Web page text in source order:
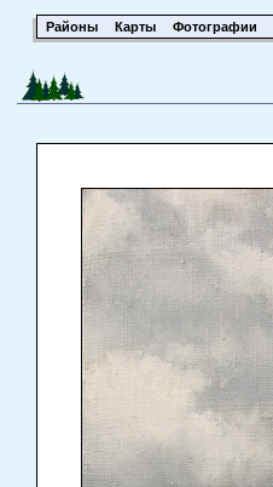
Районы Карты Фотографии